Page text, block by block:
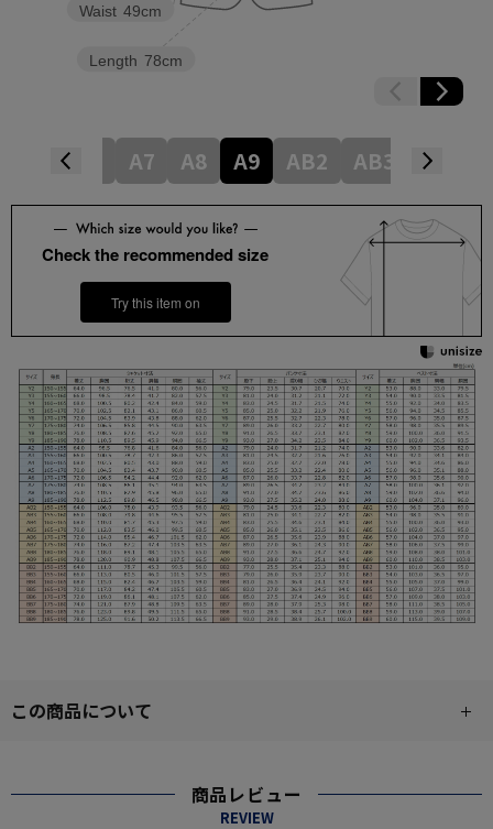
Length 78cm
Waist 49cm
A7 A8 A9 AB2 AB3 AB4
Check the recommended size
Try this item on
この商品について
商品レビュー
REVIEW